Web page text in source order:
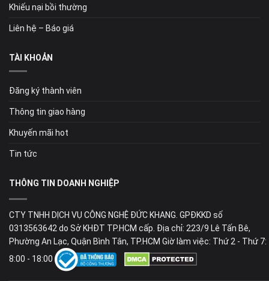
Khiếu nại bồi thường
Liên hệ – Báo giá
TÀI KHOẢN
Đăng ký thành viên
Thông tin giao hàng
Khuyến mãi hot
Tin tức
THÔNG TIN DOANH NGHIỆP
CTY TNHH DỊCH VỤ CÔNG NGHỆ ĐỨC KHANG. GPĐKKD số
0313563642 do Sở KHĐT TP.HCM cấp. Địa chỉ: 223/9 Lê Tấn Bê,
Phường An Lạc, Quận Bình Tân, TP.HCM Giờ làm việc: Thứ 2 - Thứ 7:
8:00 - 18:00